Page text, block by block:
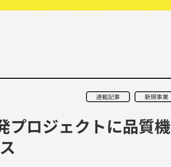
連載記事 新規事業
プロジェクトに品質機